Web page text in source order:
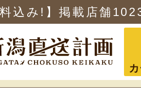
料込み!】掲載店舗